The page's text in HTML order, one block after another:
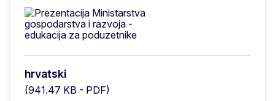
hrvatski
(941.47 KB - PDF)